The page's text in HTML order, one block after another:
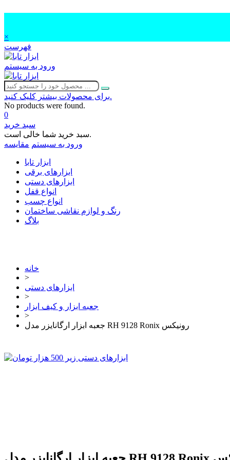
×
فهرست
ورود به سیستم
برای محصولات بیشتر کلیک کنید.
No products were found.
0
سبد خرید
سبد خرید شما خالی است.
ورود به سیستم مقایسه
ابزار تابا
ابزارهای برقی
ابزارهای دستی
انواع قفل
انواع چسب
رنگ و لوازم نقاشی ساختمان
بلاگ
خانه
>
ابزارهای دستی
>
جعبه ابزار و کیف ابزار
>
جعبه ابزار ارگانایزر مدل RH 9128 Ronix رونیکس